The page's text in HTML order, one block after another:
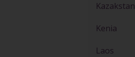
Kazakstan
Kenia
Laos